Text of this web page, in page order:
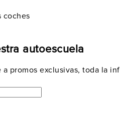
coches
autoescuela
a promos exclusivas, toda la